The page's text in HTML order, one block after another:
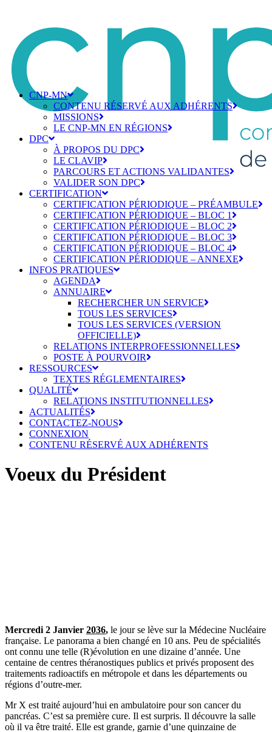
CNP-MN
CONTENU RÉSERVÉ AUX ADHÉRENTS
MISSIONS
LE CNP-MN EN RÉGIONS
DPC
À PROPOS DU DPC
LE CLAVIP
PARCOURS ET ACTIONS VALIDANTES
VALIDER SON DPC
CERTIFICATION
CERTIFICATION PÉRIODIQUE – PRÉAMBULE
CERTIFICATION PÉRIODIQUE – BLOC 1
CERTIFICATION PÉRIODIQUE – BLOC 2
CERTIFICATION PÉRIODIQUE – BLOC 3
CERTIFICATION PÉRIODIQUE – BLOC 4
CERTIFICATION PÉRIODIQUE – ANNEXE
INFOS PRATIQUES
AGENDA
ANNUAIRE
RECHERCHER UN SERVICE
TOUS LES SERVICES
TOUS LES SERVICES (VERSION
OFFICIELLE)
RELATIONS INTERPROFESSIONNELLES
POSTE À POURVOIR
RESSOURCES
TEXTES RÉGLEMENTAIRES
QUALITÉ
RELATIONS INSTITUTIONNELLES
ACTUALITÉS
CONTACTEZ-NOUS
CONNEXION
CONTENU RÉSERVÉ AUX ADHÉRENTS
Voeux du Président
Mercredi 2 Janvier 2036, le jour se lève sur la Médecine Nucléaire
française. Le panorama a bien changé en 10 ans. Peu de spécialités
ont connu une telle (R)évolution en une dizaine d’année. Une
centaine de centres théranostiques publics et privés proposent des
traitements radioactifs en métropole et dans les départements ou
régions d’outre-mer.
Mr X est traité aujourd’hui en ambulatoire pour son cancer du
pancréas. C’est sa première cure. Il est surpris. Il découvre la salle
où il va être traité. Elle est grande, garnie d’une quinzaine de